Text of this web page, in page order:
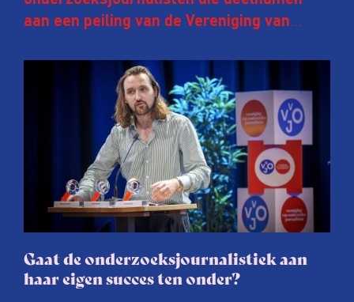
aan een peiling van de Vereniging van
afgelopen twee jaar te maken met
juridische dreiging of een juridische
procedure rond het eigen werk. Dat kost
journalisten tijd, ook ervaren zij stress en
soms worden publicaties aangepast of
gaat de hele publicatie zelfs niet door.
Gaat de onderzoeksjournalistiek aan
haar eigen succes ten onder?